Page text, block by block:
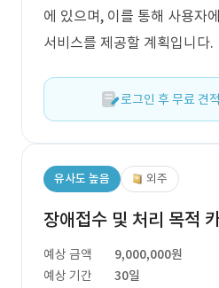
에 있으며, 이를 통해 사용자
서비스를 제공할 계획입니다.
로그인 후 무료 견
유사도 높음 외주
장애접수 및 처리 목적
예상 금액
9,000,000원
예상 기간
30일